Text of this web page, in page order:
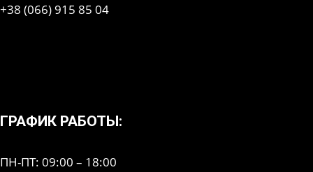
+38 (066) 915 85 04
ГРАФИК РАБОТЫ:
ПН-ПТ: 09:00 – 18:00